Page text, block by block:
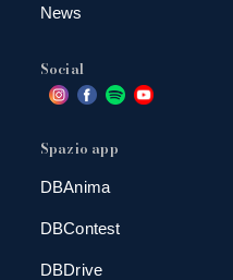
News
Social
Spazio app
DBAnima
DBContest
DBDrive